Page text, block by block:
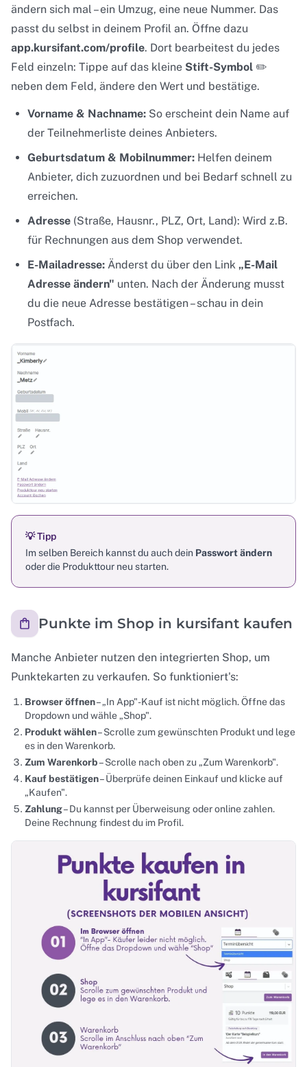
ändern sich mal – ein Umzug, eine neue Nummer. Das
passt du selbst in deinem Profil an. Öffne dazu
app.kursifant.com/profile. Dort bearbeitest du jedes
Feld einzeln: Tippe auf das kleine Stift-Symbol ✏️
neben dem Feld, ändere den Wert und bestätige.
Vorname & Nachname: So erscheint dein Name auf
der Teilnehmerliste deines Anbieters.
Geburtsdatum & Mobilnummer: Helfen deinem
Anbieter, dich zuzuordnen und bei Bedarf schnell zu
erreichen.
Adresse (Straße, Hausnr., PLZ, Ort, Land): Wird z.B.
für Rechnungen aus dem Shop verwendet.
E-Mailadresse: Änderst du über den Link „E-Mail
Adresse ändern" unten. Nach der Änderung musst
du die neue Adresse bestätigen – schau in dein
Postfach.
💡 Tipp
Im selben Bereich kannst du auch dein Passwort ändern
oder die Produkttour neu starten.
Punkte im Shop in kursifant kaufen
Manche Anbieter nutzen den integrierten Shop, um
Punktekarten zu verkaufen. So funktioniert's:
Browser öffnen– „In App"-Kauf ist nicht möglich. Öffne das
Dropdown und wähle „Shop".
Produkt wählen– Scrolle zum gewünschten Produkt und lege
es in den Warenkorb.
Zum Warenkorb– Scrolle nach oben zu „Zum Warenkorb".
Kauf bestätigen– Überprüfe deinen Einkauf und klicke auf
„Kaufen".
Zahlung– Du kannst per Überweisung oder online zahlen.
Deine Rechnung findest du im Profil.